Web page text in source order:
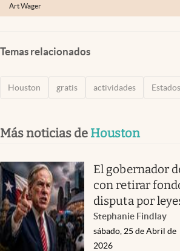
Art Wager
Temas relacionados
Houston gratis actividades
Más noticias de Houston
El gobernador
con retirar
disputa por
Stephanie Findlay
sábado, 25 de Abril de
2026